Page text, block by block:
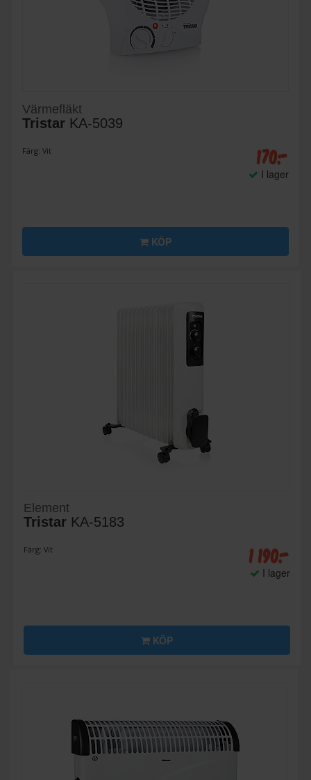
Värmefläkt
Tristar KA-5039
Färg: Vit 170:-
I lager
KÖP
Element
Tristar KA-5183
Färg: Vit 1 190:-
I lager
KÖP